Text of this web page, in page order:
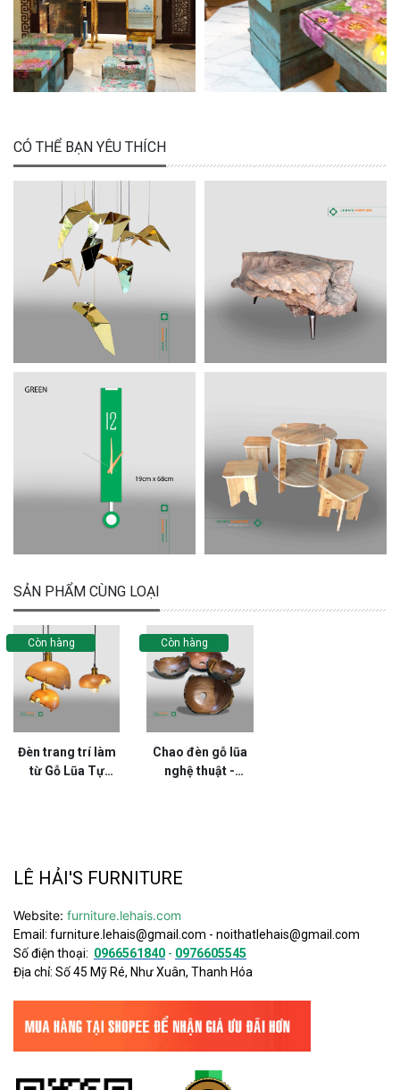
CÓ THỂ BẠN YÊU THÍCH
SẢN PHẨM CÙNG LOẠI
Đèn trang trí làm
từ Gỗ Lũa Tự
Còn hàng
Chao đèn gỗ lũa
nghệ thuật -
Còn hàng
LÊ HẢI'S FURNITURE
Website: furniture.lehais.com
Email: furniture.lehais@gmail.com - noithatlehais@gmail.com
Số điện thoại: 0966561840 - 0976605545
Địa chỉ: Số 45 Mỹ Ré, Như Xuân, Thanh Hóa